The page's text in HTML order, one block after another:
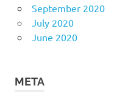
September 2020
July 2020
June 2020
META